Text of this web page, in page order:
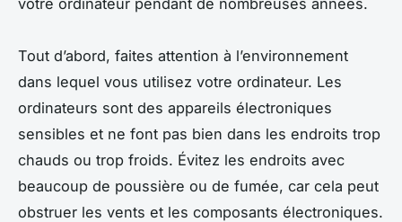
Tout d’abord, faites attention à l’environnement
dans lequel vous utilisez votre ordinateur. Les
ordinateurs sont des appareils électroniques
sensibles et ne font pas bien dans les endroits trop
chauds ou trop froids. Évitez les endroits avec
beaucoup de poussière ou de fumée, car cela peut
obstruer les vents et les composants électroniques.